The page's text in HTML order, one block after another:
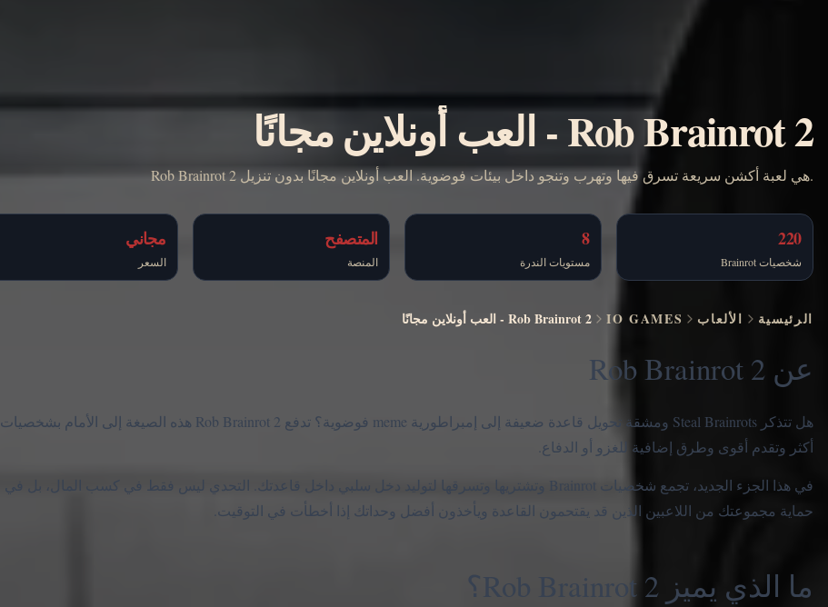
Rob Brainrot 2
- العب أونلاين مجانًا
Rob Brainrot 2 هي لعبة أكشن سريعة تسرق فيها وتهرب وتنجو داخل بيئات فوضوية. العب أونلاين مجانًا بدون تنزيل.
220
شخصيات Brainrot
8
مستويات الندرة
المتصفح
المنصة
مجاني
السعر
الرئيسية الألعاب IO GAMES
Rob Brainrot 2
-العب أونلاين مجانًا
عن Rob Brainrot 2
هل تتذكر Steal Brainrots ومشقة تحويل قاعدة ضعيفة إلى إمبراطورية meme فوضوية؟ تدفع Rob Brainrot 2 هذه الصيغة إلى الأمام بشخصيات
أكثر وتقدم أقوى وطرق إضافية للغزو أو الدفاع.
في هذا الجزء الجديد، تجمع شخصيات Brainrot وتشتريها وتسرقها لتوليد دخل سلبي داخل قاعدتك. التحدي ليس فقط في كسب المال، بل في
حماية مجموعتك من اللاعبين الذين قد يقتحمون القاعدة ويأخذون أفضل وحداتك إذا أخطأت في التوقيت.
ما الذي يميز Rob Brainrot 2؟